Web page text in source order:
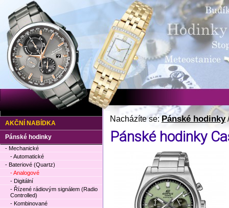
Nacházíte se:Pánské hodinky
Pánské hodinky
AKČNÍ NABÍDKA
Pánské hodinky
- Mechanické
- Automatické
- Bateriové (Quartz)
- Analogové
- Digitální
- Řízené rádiovým signálem (Radio
Controlled)
- Kombinované